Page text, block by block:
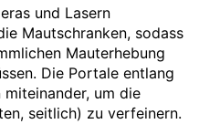
und Lasern
Mautschranken, sodass
Mauterhebung
Die Portale entlang
um die
seitlich) zu verfeinern.